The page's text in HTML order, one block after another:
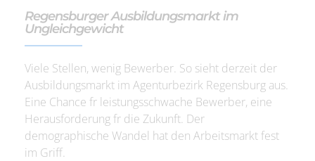
Regensburger Ausbildungsmarkt im
Ungleichgewicht
Viele Stellen, wenig Bewerber. So sieht derzeit der
Ausbildungsmarkt im Agenturbezirk Regensburg aus.
Eine Chance fr leistungsschwache Bewerber, eine
Herausforderung fr die Zukunft. Der
demographische Wandel hat den Arbeitsmarkt fest
im Griff.